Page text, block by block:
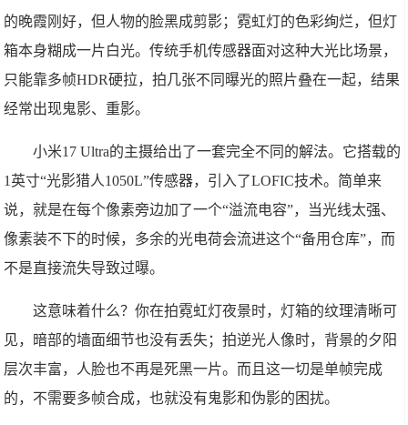
的晚霞刚好，但人物的脸黑成剪影；霓虹灯的色彩绚烂，但灯
箱本身糊成一片白光。传统手机传感器面对这种大光比场景，
只能靠多帧HDR硬拉，拍几张不同曝光的照片叠在一起，结果
经常出现鬼影、重影。
小米17 Ultra的主摄给出了一套完全不同的解法。它搭载的
1英寸“光影猎人1050L”传感器，引入了LOFIC技术。简单来
说，就是在每个像素旁边加了一个“溢流电容”，当光线太强、
像素装不下的时候，多余的光电荷会流进这个“备用仓库”，而
不是直接流失导致过曝。
这意味着什么？你在拍霓虹灯夜景时，灯箱的纹理清晰可
见，暗部的墙面细节也没有丢失；拍逆光人像时，背景的夕阳
层次丰富，人脸也不再是死黑一片。而且这一切是单帧完成
的，不需要多帧合成，也就没有鬼影和伪影的困扰。